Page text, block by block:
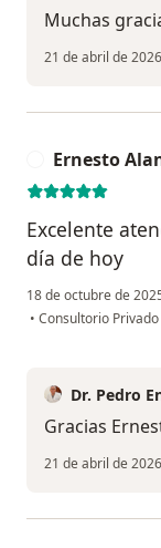
Muchas
21 de abril de 2026
Ernesto
Excelente
día de hoy
18 de octubre de
• Consultorio Privado
Dr. Pedro
Gracias
21 de abril de 2026